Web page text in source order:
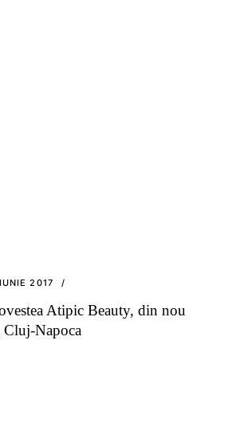
2017
Atipic Beauty, din nou
Cluj-Napoca